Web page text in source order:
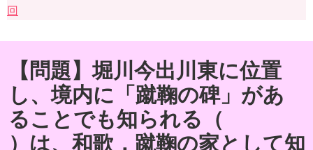
回
【問題】堀川今出川東に位置
し、境内に「蹴鞠の碑」があ
ることでも知られる（
）は、和歌，蹴鞠の家として知